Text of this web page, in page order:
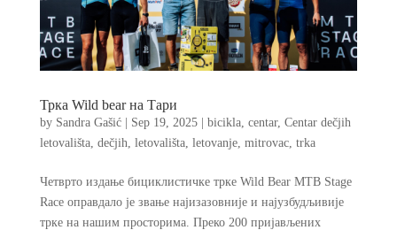
Трка Wild bear на Тари
by Sandra Gašić| Sep 19, 2025| bicikla, centar, Centar dečjih
letovališta, dečjih letovališta, letovanje, mitrovac, trka
Четврто издање бициклистичке трке Wild Bear MTB Stage
Race оправдало је звање најизазовније и најузбудљивије
трке на нашим просторима. Преко 200 пријављених